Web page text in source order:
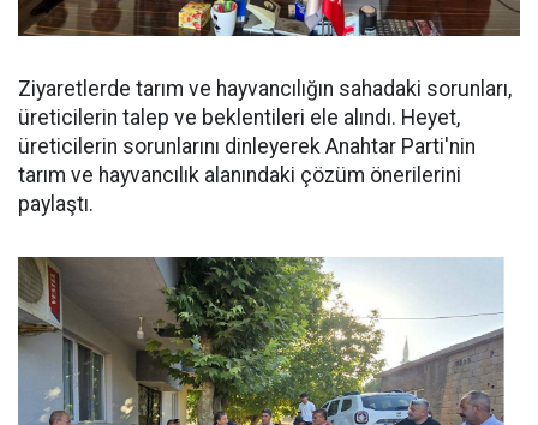
Ziyaretlerde tarım ve hayvancılığın sahadaki sorunları,
üreticilerin talep ve beklentileri ele alındı. Heyet,
üreticilerin sorunlarını dinleyerek Anahtar Parti'nin
tarım ve hayvancılık alanındaki çözüm önerilerini
paylaştı.